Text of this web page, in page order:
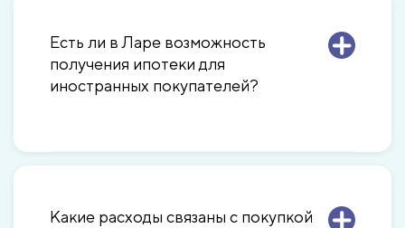
Есть ли в Ларе возможность
получения ипотеки для
иностранных покупателей?
Какие расходы связаны с покупкой